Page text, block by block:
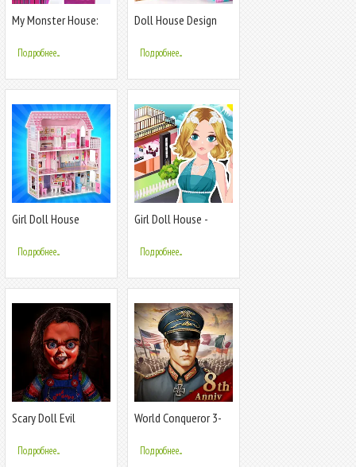
My Monster House:
Подробнее...
Doll House Design
Подробнее...
Girl Doll House
Подробнее...
Girl Doll House -
Подробнее...
Scary Doll Evil
Подробнее...
World Conqueror 3-
Подробнее...